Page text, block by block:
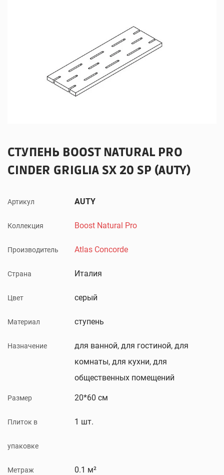
СТУПЕНЬ BOOST NATURAL PRO
CINDER GRIGLIA SX 20 SP (AUTY)
Артикул AUTY
Коллекция Boost Natural Pro
Производитель Atlas Concorde
Страна Италия
Цвет серый
Материал ступень
Назначение
для ванной, для гостиной, для
комнаты, для кухни, для
общественных помещений
Размер 20*60 см
Плиток в
упаковке
1 шт.
Метраж 0.1 м²